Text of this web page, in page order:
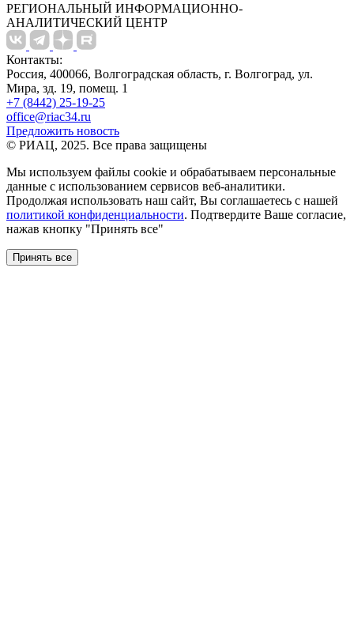
РЕГИОНАЛЬНЫЙ ИНФОРМАЦИОННО-
АНАЛИТИЧЕСКИЙ ЦЕНТР
Контакты:
Россия, 400066, Волгоградская область, г. Волгоград, ул.
Мира, зд. 19, помещ. 1
+7 (8442) 25-19-25
office@riac34.ru
Предложить новость
© РИАЦ, 2025. Все права защищены
Мы используем файлы сookie и обрабатываем персональные
данные с использованием сервисов веб-аналитики.
Продолжая использовать наш сайт, Вы соглашаетесь с нашей
политикой конфиденциальности. Подтвердите Ваше согласие,
нажав кнопку "Принять все"
Принять все